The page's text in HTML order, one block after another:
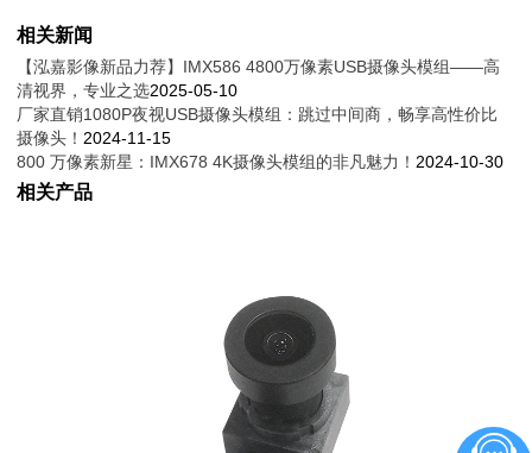
相关新闻
【泓嘉影像新品力荐】IMX586 4800万像素USB摄像头模组——高
清视界，专业之选2025-05-10
厂家直销1080P夜视USB摄像头模组：跳过中间商，畅享高性价比
摄像头！ 2024-11-15
800 万像素新星：IMX678 4K摄像头模组的非凡魅力！ 2024-10-30
相关产品